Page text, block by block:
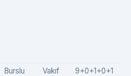
Burslu Vakıf 9+0+1+0+1